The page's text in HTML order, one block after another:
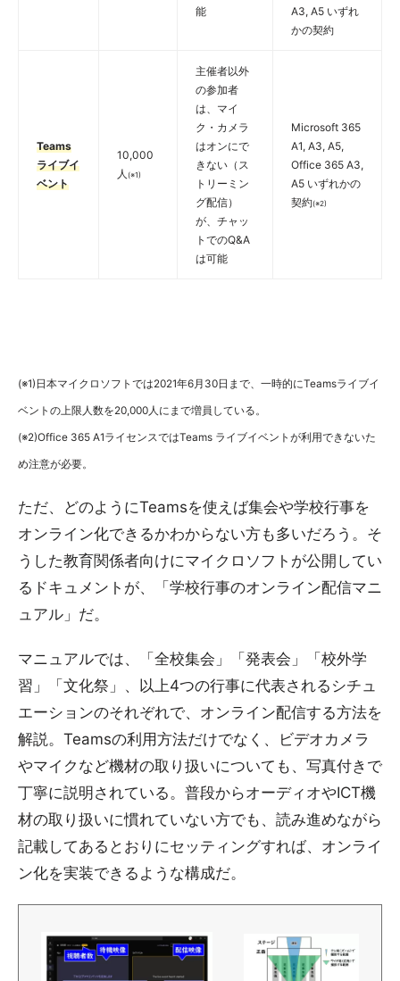
能
A3, A5 いずれ
かの契約
Teams
ライブイ
ベント
10,000
人 (※1)
主催者以外
の参加者
は、マイ
ク・カメラ
はオンにで
きない（ス
トリーミン
グ配信）
が、チャッ
トでのQ&A
は可能
Microsoft 365
A1, A3, A5,
Office 365 A3,
A5 いずれかの
契約(※2)
(※1)日本マイクロソフトでは2021年6月30日まで、一時的にTeamsライブイ
ベントの上限人数を20,000人にまで増員している。
(※2)Office 365 A1ライセンスではTeams ライブイベントが利用できないた
め注意が必要。
ただ、どのようにTeamsを使えば集会や学校行事を
オンライン化できるかわからない方も多いだろう。そ
うした教育関係者向けにマイクロソフトが公開してい
るドキュメントが、「学校行事のオンライン配信マニ
ュアル」だ。
マニュアルでは、「全校集会」「発表会」「校外学
習」「文化祭」、以上4つの行事に代表されるシチュ
エーションのそれぞれで、オンライン配信する方法を
解説。Teamsの利用方法だけでなく、ビデオカメラ
やマイクなど機材の取り扱いについても、写真付きで
丁寧に説明されている。普段からオーディオやICT機
材の取り扱いに慣れていない方でも、読み進めながら
記載してあるとおりにセッティングすれば、オンライ
ン化を実装できるような構成だ。